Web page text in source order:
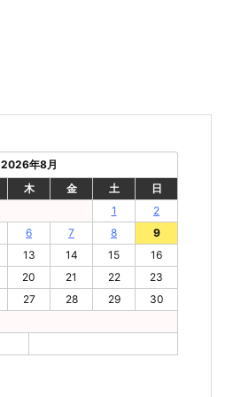
2026年8月
木 金 土
日
1
2
6 7 8
9
13 14 15
16
20 21 22
23
27 28 29
30